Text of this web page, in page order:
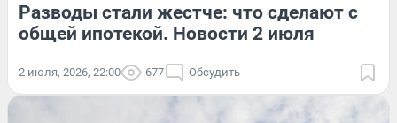
Разводы стали жестче: что сделают с
общей ипотекой. Новости 2 июля
2 июля, 2026, 22:00 677 Обсудить